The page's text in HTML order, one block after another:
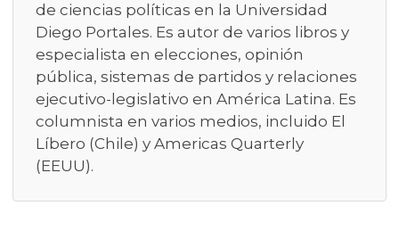
de ciencias políticas en la Universidad
Diego Portales. Es autor de varios libros y
especialista en elecciones, opinión
pública, sistemas de partidos y relaciones
ejecutivo-legislativo en América Latina. Es
columnista en varios medios, incluido El
Líbero (Chile) y Americas Quarterly
(EEUU).